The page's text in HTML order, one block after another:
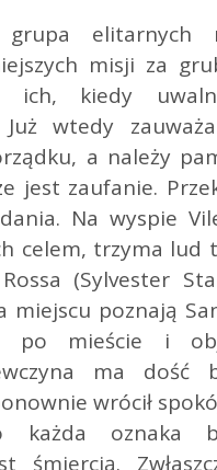
elitarnych
misji za
ich, kiedy
wtedy
a należy
jest zaufanie.
Na wyspie
celem, trzyma lud
(Sylvester
miejscu poznają
po mieście i
ma dość
wrócił
każda oznaka
śmiercią.